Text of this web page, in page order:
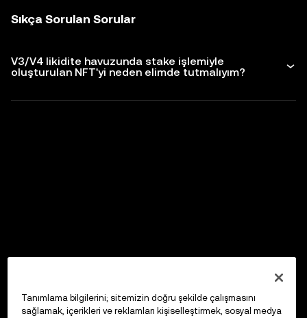
Sıkça Sorulan Sorular
V3/V4 likidite havuzunda stake işlemiyle
oluşturulan NFT'yi neden elimde tutmalıyım?
Tanımlama bilgilerini; sitemizin doğru şekilde çalışmasını
sağlamak, içerikleri ve reklamları kişiselleştirmek, sosyal medya